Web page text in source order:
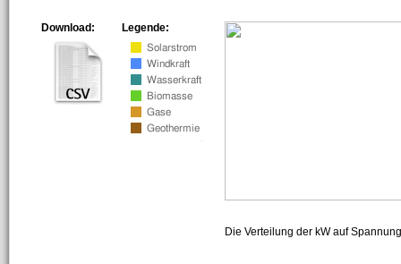
Legende:
Download:
Die Verteilung der kW auf